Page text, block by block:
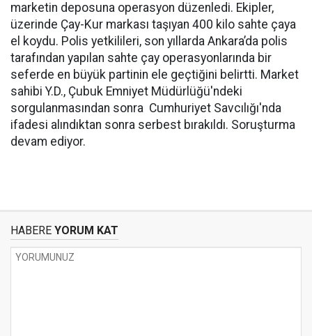
marketin deposuna operasyon düzenledi. Ekipler,
üzerinde Çay-Kur markası taşıyan 400 kilo sahte çaya
el koydu. Polis yetkilileri, son yıllarda Ankara’da polis
tarafından yapılan sahte çay operasyonlarında bir
seferde en büyük partinin ele geçtiğini belirtti. Market
sahibi Y.D., Çubuk Emniyet Müdürlüğü'ndeki
sorgulanmasından sonra Cumhuriyet Savcılığı'nda
ifadesi alındıktan sonra serbest bırakıldı. Soruşturma
devam ediyor.
HABERE YORUM KAT